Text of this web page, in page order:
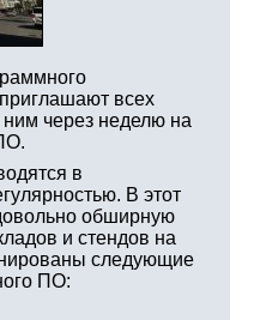
всех
через неделю на
в
В этот
обширную
и стендов на
следующие
ПО: